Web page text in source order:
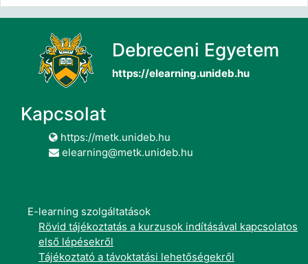
Debreceni Egyetem
https://elearning.unideb.hu
Kapcsolat
https://metk.unideb.hu
elearning@metk.unideb.hu
E-learning szolgáltatások
Rövid tájékoztatás a kurzusok indításával kapcsolatos
első lépésekről
Tájékoztató a távoktatási lehetőségekről